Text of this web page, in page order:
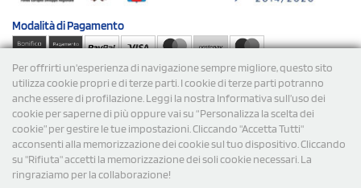
Per offrirti un'esperienza di navigazione sempre migliore, questo sito
utilizza cookie propri e di terze parti. I cookie di terze parti potranno
anche essere di profilazione. Leggi la nostra Informativa sull’uso dei
cookie per saperne di più oppure vai su “Personalizza la scelta dei
cookie” per gestire le tue impostazioni. Cliccando "Accetta Tutti"
acconsenti alla memorizzazione dei cookie sul tuo dispositivo. Cliccando
su "Rifiuta" accetti la memorizzazione dei soli cookie necessari. La
ringraziamo per la collaborazione!
Modalità diPagamento
Spedizioni